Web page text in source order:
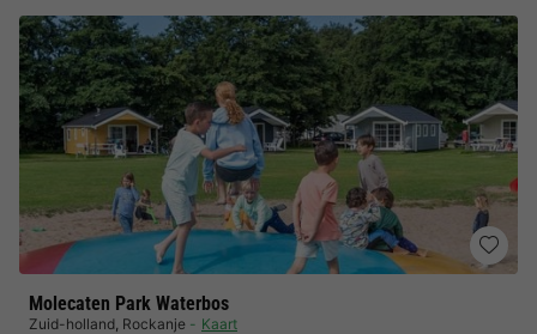
Molecaten Park Waterbos
Zuid-holland, Rockanje Kaart